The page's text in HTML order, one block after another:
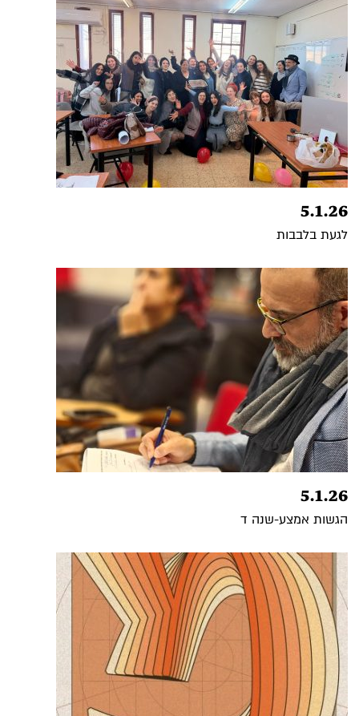
5.1.26
לגעת בלבבות
5.1.26
הגשות אמצע-שנה ד